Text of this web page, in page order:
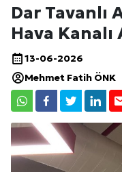
Dar Tavanlı
Hava Kanalı
13-06-2026
Mehmet Fatih ÖNK